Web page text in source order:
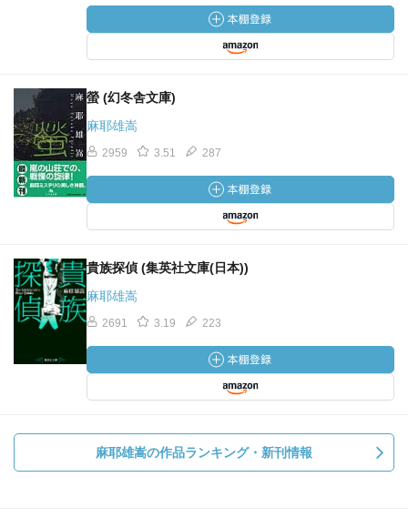
螢 (幻冬舎文庫)
麻耶雄嵩
2959 3.51 287
貴族探偵 (集英社文庫(日本))
麻耶雄嵩
2691 3.19 223
麻耶雄嵩の作品ランキング・新刊情報